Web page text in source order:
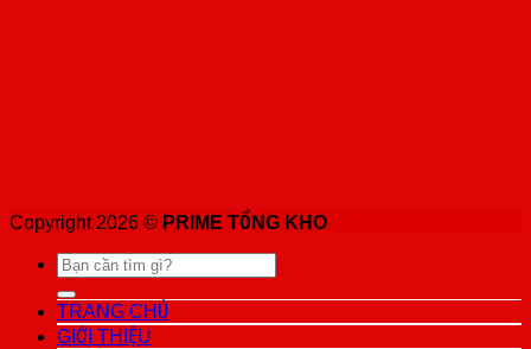
Copyright 2026 © PRIME TỔNG KHO
Tìm
kiếm:
TRANG CHỦ
GIỚI THIỆU